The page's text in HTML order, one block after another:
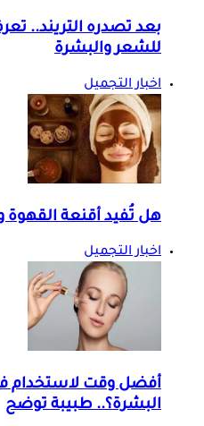
بعد تصدره التريند..
للشعر والبشرة
اخبار التجميل
هل تُفيد أقنعة القهوة
اخبار التجميل
أفضل وقت لاستخدام
البشرة؟.. طبيبة توضح